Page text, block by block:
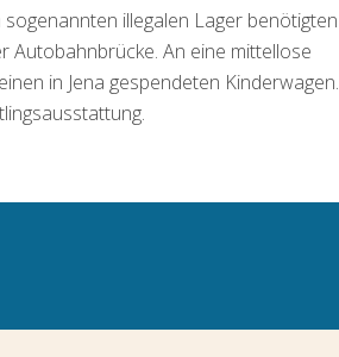
illegalen Lager benötigten
Autobahnbrücke. An eine mittellose
in Jena gespendeten Kinderwagen.